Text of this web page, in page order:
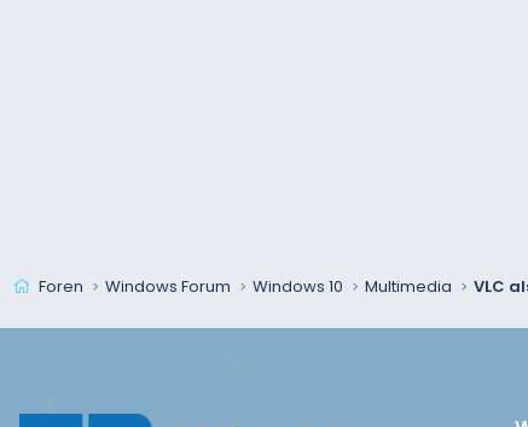
Foren Windows Forum Windows 10 Multimedia VLC